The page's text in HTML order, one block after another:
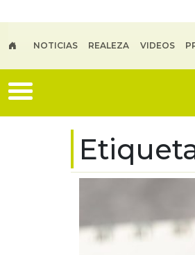
NOTICIAS REALEZA VIDEOS